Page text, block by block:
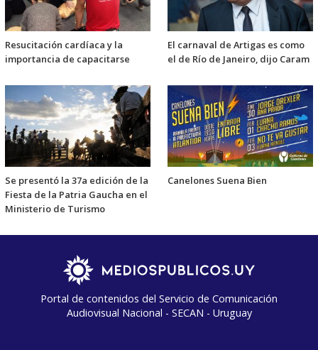
Resucitación cardíaca y la
importancia de capacitarse
El carnaval de Artigas es como
el de Río de Janeiro, dijo Caram
Se presentó la 37a edición de la
Fiesta de la Patria Gaucha en el
Ministerio de Turismo
Canelones Suena Bien
Portal de contenidos del Servicio de Comunicación
Audiovisual Nacional - SECAN - Uruguay